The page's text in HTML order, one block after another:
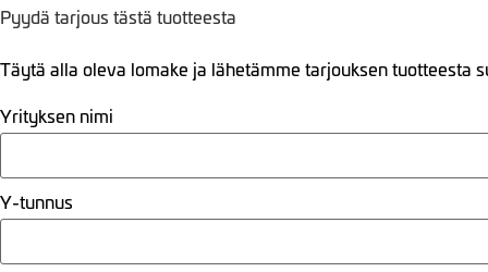
Pyydä tarjous tästä tuotteesta
Täytä alla oleva lomake ja lähetämme tarjouksen tuotteesta
Yrityksen nimi
Y-tunnus